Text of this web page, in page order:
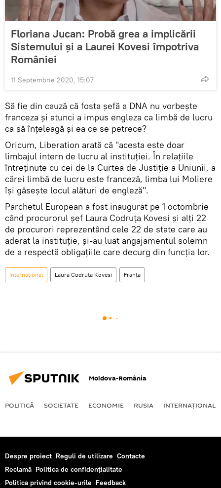
Floriana Jucan: Probă grea a implicării
Sistemului și a Laurei Kovesi împotriva
României
11 Septembrie 2020, 15:07
Să fie din cauză că fosta șefă a DNA nu vorbește
franceza și atunci a impus engleza ca limbă de lucru
ca să înțeleagă și ea ce se petrece?
Oricum, Liberation arată că "acesta este doar
limbajul intern de lucru al instituției. În relațiile
întreținute cu cei de la Curtea de Justiție a Uniunii, a
cărei limbă de lucru este franceză, limba lui Moliere
își găsește locul alături de engleză".
Parchetul European a fost inaugurat pe 1 octombrie
când procurorul șef Laura Codruța Kovesi și alți 22
de procurori reprezentând cele 22 de state care au
aderat la instituție, și-au luat angajamentul solemn
de a respectă obligațiile care decurg din funcția lor.
Internaţional Laura Codruța Kovesi Franța
Moldova-România
POLITICĂ SOCIETATE ECONOMIE RUSIA INTERNAŢIONAL
Despre proiect Reguli de utilizare Contacte
Reclamă Politica de confidențialitate
Politica privind cookie-urile Feedback